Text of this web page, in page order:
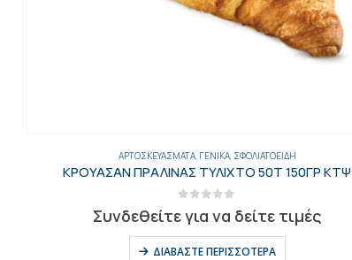
ΑΡΤΟΣΚΕΥΆΣΜΑΤΑ, ΓΕΝΙΚΑ, ΣΦΟΛΙΑΤΟΕΙΔΉ
ΚΡΟΥΑΣΑΝ ΠΡΑΛΙΝΑΣ ΤΥΛΙΧΤΟ 50Τ 150ΓΡ ΚΤΨ
Συνδεθείτε για να δείτε τιμές
ΔΙΑΒΆΣΤΕ ΠΕΡΙΣΣΌΤΕΡΑ